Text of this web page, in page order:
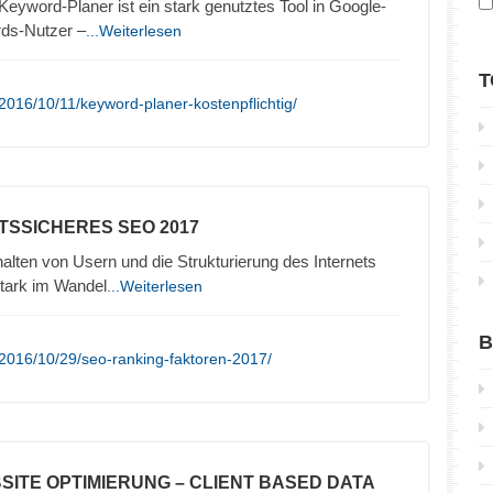
Planer ist ein stark genutztes Tool in Google-
Nutzer –...Weiterlesen
10/11/keyword-planer-kostenpflichtig/
SEO 2017
von Usern und die Strukturierung des Internets
im Wandel ...Weiterlesen
10/29/seo-ranking-faktoren-2017/
OPTIMIERUNG – CLIENT BASED DATA